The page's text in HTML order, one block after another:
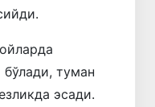
туман
эсади.